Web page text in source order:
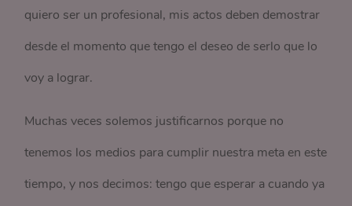
quiero ser un profesional, mis actos deben demostrar
desde el momento que tengo el deseo de serlo que lo
voy a lograr.
Muchas veces solemos justificarnos porque no
tenemos los medios para cumplir nuestra meta en este
tiempo, y nos decimos: tengo que esperar a cuando ya